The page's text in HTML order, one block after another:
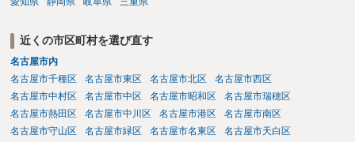
近くの市区町村を選び直す
名古屋市内
名古屋市千種区
名古屋市東区 名古屋市北区
名古屋市西区
名古屋市中村区
名古屋市中区 名古屋市昭和区
名古屋市瑞穂区
名古屋市熱田区
名古屋市中川区 名古屋市港区
名古屋市南区
名古屋市守山区
名古屋市緑区 名古屋市名東区 名古屋市天白区